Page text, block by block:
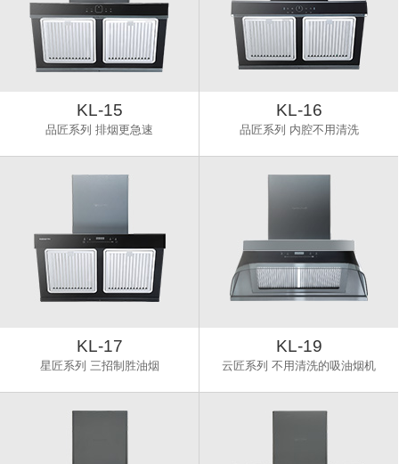
KL-15
品匠系列 排烟更急速
KL-16
品匠系列 内腔不用清洗
KL-17
星匠系列 三招制胜油烟
KL-19
云匠系列 不用清洗的吸油烟机